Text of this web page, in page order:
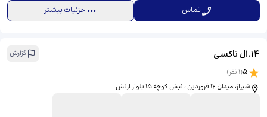
تماس جزئیات بیشتر
14
.ال تاکسی گزارش
5
(
1 نفر)
شیراز، میدان 12 فروردین ، نبش کوچه 15 بلوار ارتش